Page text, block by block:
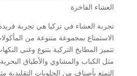
العشاء الفاخرة
تجربة العشاء في تركيا هي تجربة
الاستمتاع بمجموعة متنوعة من
تتميز المطابخ التركية بتنوع وغنى
مثل الكباب والمشاوي والأطباق
التمتع بأصناف من الحلويات التقليدية